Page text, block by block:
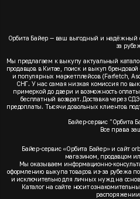
Орбита Байер — ваш выгодный и надёжный
за
Мы предлагаем к выкупу актуальный
продавцов в Китае, поиск и выкуп
и популярных маркетплейсов (Farfetch,
СНГ. У нас самая низкая комиссия по
примеркой до двери и возможность
бесплатный возврат. Доставка через
предоплаты. Тысячи довольных клиентов
Байер-сервис "Орбита
Все права
Байер-сервис «Орбита Байер» и сайт
магазином, продавцом
Мы оказываем информационно-
оформлению выкупа товаров из-за рубежа
и исключительно для личных нужд на
Каталог на сайте носит
распоряжении